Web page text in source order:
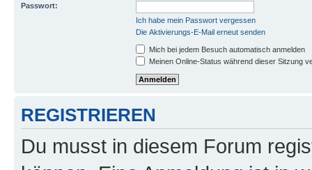
Passwort:
Ich habe mein Passwort vergessen
Die Aktivierungs-E-Mail erneut senden
Mich bei jedem Besuch automatisch anmelden
Meinen Online-Status während dieser Sitzung
REGISTRIEREN
Du musst in diesem Forum